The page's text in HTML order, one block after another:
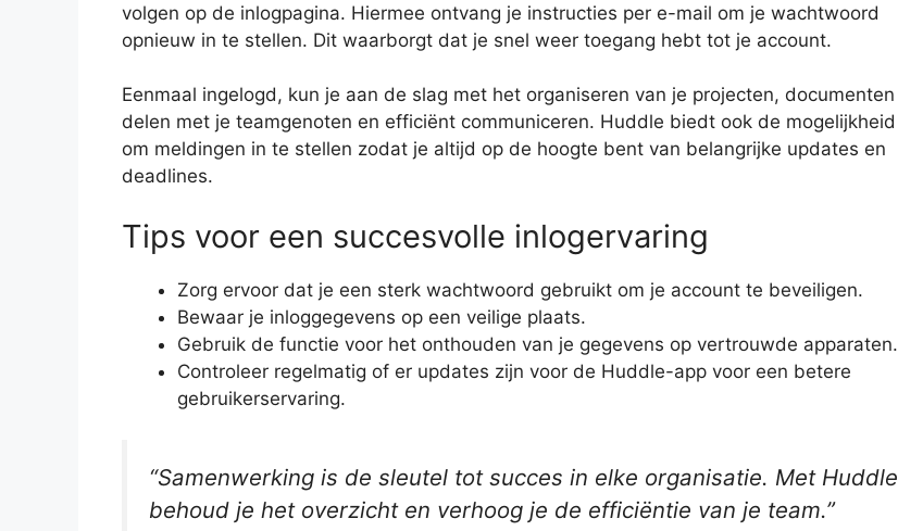
volgen op de inlogpagina. Hiermee ontvang je instructies per e-mail om je wachtwoord
opnieuw in te stellen. Dit waarborgt dat je snel weer toegang hebt tot je account.
Eenmaal ingelogd, kun je aan de slag met het organiseren van je projecten, documenten
delen met je teamgenoten en efficiënt communiceren. Huddle biedt ook de mogelijkheid
om meldingen in te stellen zodat je altijd op de hoogte bent van belangrijke updates en
deadlines.
Tips voor een succesvolle inlogervaring
Zorg ervoor dat je een sterk wachtwoord gebruikt om je account te beveiligen.
Bewaar je inloggegevens op een veilige plaats.
Gebruik de functie voor het onthouden van je gegevens op vertrouwde apparaten.
Controleer regelmatig of er updates zijn voor de Huddle-app voor een betere
gebruikerservaring.
“Samenwerking is de sleutel tot succes in elke organisatie. Met Huddle
behoud je het overzicht en verhoog je de efficiëntie van je team.”